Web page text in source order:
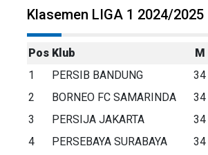
Klasemen LIGA 1 2024/2025
Pos Klub M
1
PERSIB BANDUNG 34
2
BORNEO FC SAMARINDA 34
3
PERSIJA JAKARTA 34
4
PERSEBAYA SURABAYA 34